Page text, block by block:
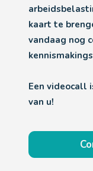
kaart te
vandaag nog
Een videocall
van u!